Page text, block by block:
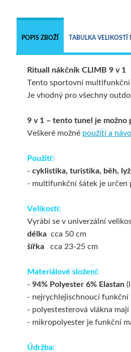
POPIS ZBOŽÍ TABULKA VELIKOSTÍ
Rituall nákčník CLIMB 9 v 1
Tento sportovní multifunkční
Je vhodný pro všechny
9 v 1 – tento tunel je možno
Veškeré možné použití a
Použití:
- cyklistika, turistika, běh,
- multifunkční šátek je určen
Velikosti:
Vyrábí se v univerzální
délka cca 50 cm
šířka
cca 23-25 cm
Materiálové složení:
-94% Polyester 6% Elastan
- nejrychlejischnoucí
- polyestesterová vlákna
- mikropolyester je funkční
Údržba: